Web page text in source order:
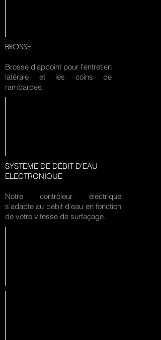
BROSSE
Brosse d'appoint pour l'entretien
latérale et les coins de
rambardes.
SYSTÈME DE DÉBIT D'EAU
ELECTRONIQUE
Notre contrôleur éléctrique
s'adapte au débit d'eau en fonction
de votre vitesse de surfaçage.